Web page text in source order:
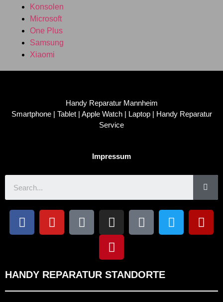
Konsolen
Microsoft
One Plus
Samsung
Xiaomi
Handy Reparatur Mannheim
Smartphone | Tablet | Apple Watch | Laptop | Handy Reparatur
Service
Impressum
HANDY REPARATUR STANDORTE